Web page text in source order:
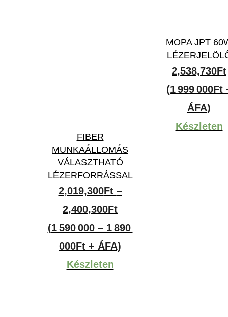
FIBER
MUNKAÁLLOMÁS
VÁLASZTHATÓ
LÉZERFORRÁSSAL
2,019,300Ft –
2,400,300FtÁrtartomány:
2,019,300Ft
-
(1 590 000 – 1 890
000Ft + ÁFA)
Készleten
MOPA JPT
2,538,730Ft
(1 999 000Ft
ÁFA)
Készleten